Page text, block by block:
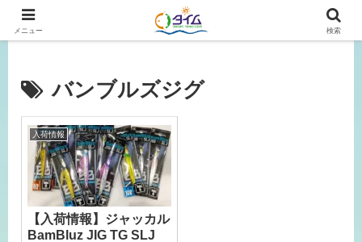
広島、岡山の釣り情報はタイムにおまかせ！
バンブルズジグ
入荷情報
【入荷情報】ジャッカル
BamBluz JIG TG SLJ
メニュー 検索